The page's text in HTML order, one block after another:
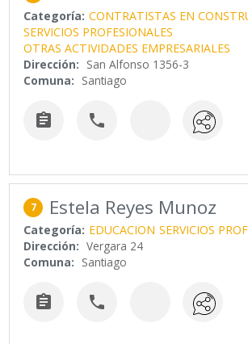
Categoría: CONTRATISTAS EN
SERVICIOS PROFESIONALES
OTRAS ACTIVIDADES EMPRESARIALES
Dirección: San Alfonso 1356-3
Comuna: Santiago
 
7 Estela Reyes Munoz
Categoría: EDUCACION SERVICIOS
Dirección: Vergara 24
Comuna: Santiago
 